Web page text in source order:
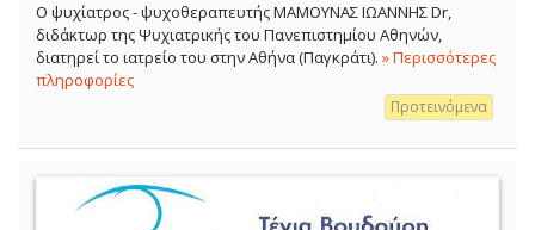
Ο ψυχίατρος - ψυχοθεραπευτής ΜΑΜΟΥΝΑΣ ΙΩΑΝΝΗΣ Dr,
διδάκτωρ της Ψυχιατρικής του Πανεπιστημίου Αθηνών,
διατηρεί το ιατρείο του στην Αθήνα (Παγκράτι). » Περισσότερες
πληροφορίες
Προτεινόμενα